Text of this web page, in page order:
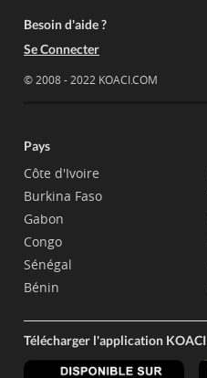
Besoin d'aide ?
Se Connecter
© 2008 - 2022 KOACI.COM
Pays
Côte d'Ivoire
Burkina Faso
Gabon
Congo
Sénégal
Bénin
Télécharger l'application KOACI